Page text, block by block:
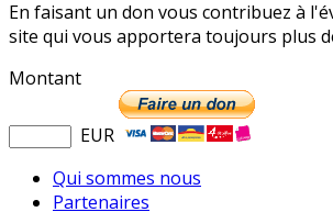
En faisant un don vous contribuez à
site qui vous apportera toujours plus
Montant
EUR
Qui sommes nous
Partenaires